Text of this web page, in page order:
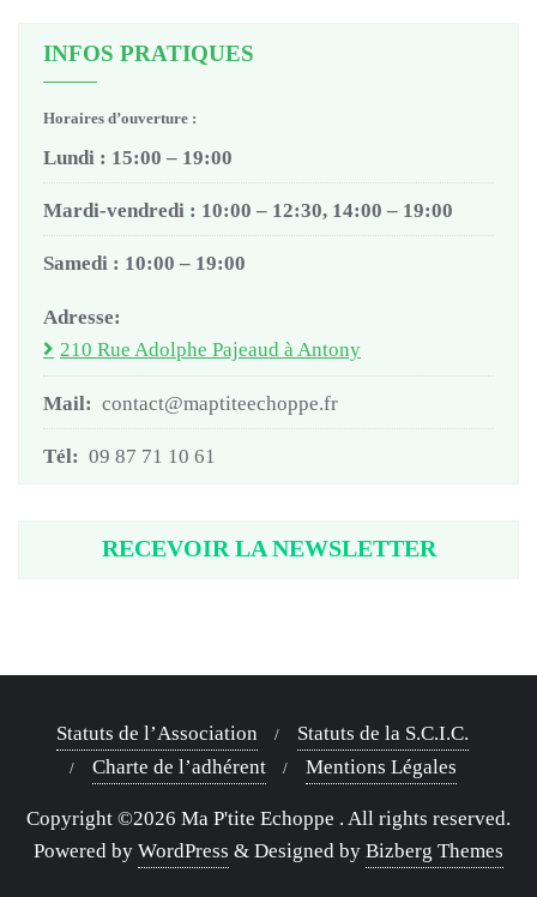
INFOS PRATIQUES
Horaires d’ouverture :
Lundi : 15:00 – 19:00
Mardi-vendredi : 10:00 – 12:30, 14:00 – 19:00
Samedi : 10:00 – 19:00
Adresse:
210 Rue Adolphe Pajeaud à Antony
Mail: contact@maptiteechoppe.fr
Tél: 09 87 71 10 61
RECEVOIR LA NEWSLETTER
Statuts de l’Association
Statuts de la S.C.I.C.
Charte de l’adhérent
Mentions Légales
Copyright ©2026 Ma P'tite Echoppe . All rights reserved.
Powered by WordPress & Designed by Bizberg Themes